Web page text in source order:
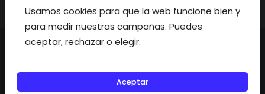
Usamos cookies para que la web funcione bien y
para medir nuestras campañas. Puedes
aceptar, rechazar o elegir.
Aceptar